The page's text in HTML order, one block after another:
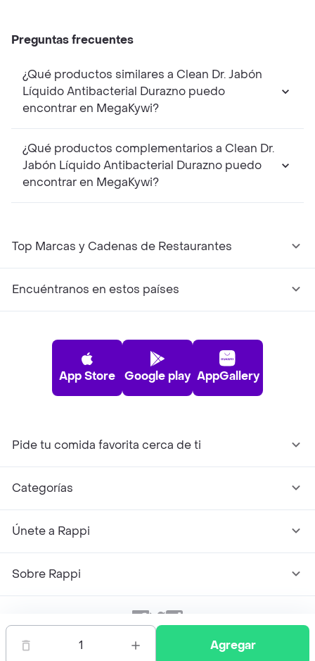
1 Agregar
Preguntas frecuentes
¿Qué productos similares a Clean Dr. Jabón
Líquido Antibacterial Durazno puedo
encontrar en MegaKywi?
¿Qué productos complementarios a Clean Dr.
Jabón Líquido Antibacterial Durazno puedo
encontrar en MegaKywi?
Top Marcas y Cadenas de Restaurantes
Encuéntranos en estos países
App Store Google play AppGallery
Pide tu comida favorita cerca de ti
Categorías
Únete a Rappi
Sobre Rappi
Facebook
TwitterInstagram
2026 Rappi Inc. All rights reserved.